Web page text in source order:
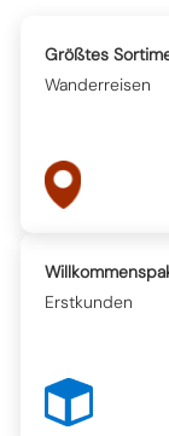
Größtes
Wanderreisen
Erstkunden